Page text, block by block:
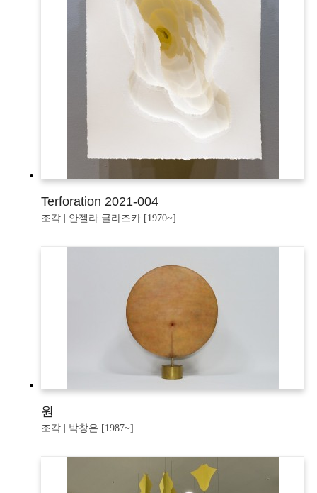
Terforation 2021-004
조각 | 안젤라 글라즈카 [1970~]
원
조각 | 박창은 [1987~]